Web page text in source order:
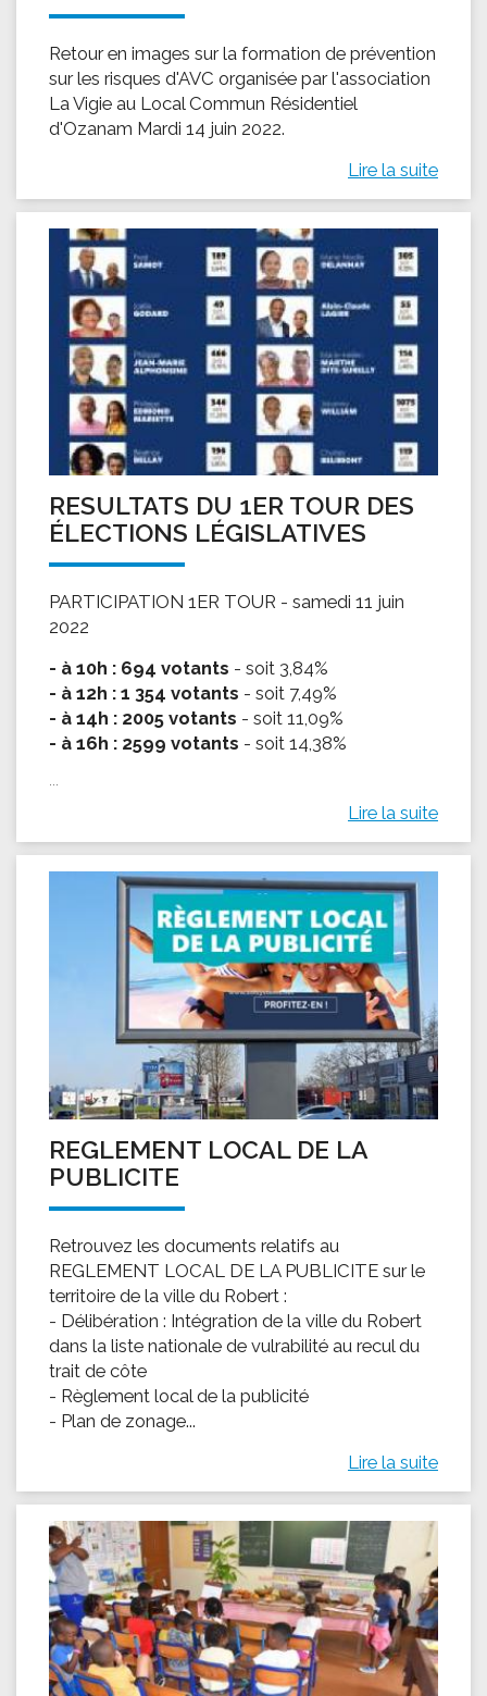
Retour en images sur la formation de prévention
sur les risques d'AVC organisée par l'association
La Vigie au Local Commun Résidentiel
d'Ozanam Mardi 14 juin 2022.
Lire la suite
RESULTATS DU 1ER TOUR DES
ÉLECTIONS LÉGISLATIVES
PARTICIPATION 1ER TOUR - samedi 11 juin
2022
- à 10h : 694 votants - soit 3,84%
- à 12h : 1 354 votants - soit 7,49%
- à 14h : 2005 votants - soit 11,09%
- à 16h : 2599 votants - soit 14,38%
...
Lire la suite
REGLEMENT LOCAL DE LA
PUBLICITE
Retrouvez les documents relatifs au
REGLEMENT LOCAL DE LA PUBLICITE sur le
territoire de la ville du Robert :
- Délibération : Intégration de la ville du Robert
dans la liste nationale de vulrabilité au recul du
trait de côte
- Règlement local de la publicité
- Plan de zonage...
Lire la suite